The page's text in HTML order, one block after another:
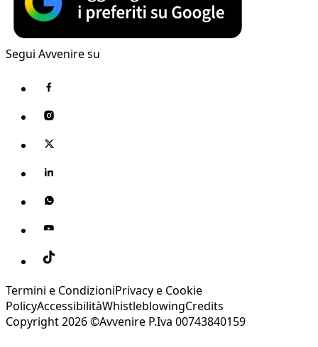
Segui Avvenire su
Termini e CondizioniPrivacy e Cookie
PolicyAccessibilitàWhistleblowingCredits
Copyright 2026 ©Avvenire P.Iva 00743840159